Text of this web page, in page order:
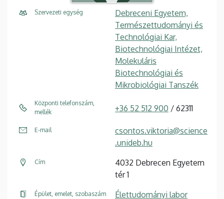
Szervezeti egység
Debreceni Egyetem,
Természettudományi és
Technológiai Kar,
Biotechnológiai Intézet,
Molekuláris
Biotechnológiai és
Mikrobiológiai Tanszék
Központi telefonszám,
mellék
+36 52 512 900 / 62311
E-mail
csontos.viktoria@science
.unideb.hu
Cím
4032 Debrecen Egyetem
tér 1
Épület, emelet, szobaszám Élettudományi labor